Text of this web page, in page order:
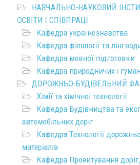
НАВЧАЛЬНО-НАУКОВИЙ
ОСВІТИ І СПІВПРАЦІ
Кафедра українознавства
Кафедра філології та
Кафедра мовної підготовки
Кафедра природничих і
ДОРОЖНЬО-БУДІВЕЛЬНИЙ
Хімії та хімічної технології
Кафедра Будівництва та
автомобільних доріг
Кафедра Технології
матеріалів
Кафедра Проектування доріг,